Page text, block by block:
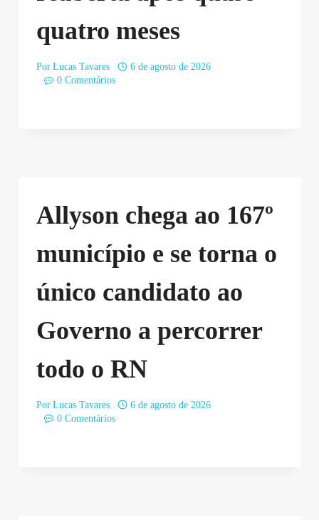
quatro meses
Por Lucas Tavares
6 de agosto de 2026
0 Comentários
Allyson chega ao 167º
município e se torna o
único candidato ao
Governo a percorrer
todo o RN
Por Lucas Tavares
6 de agosto de 2026
0 Comentários